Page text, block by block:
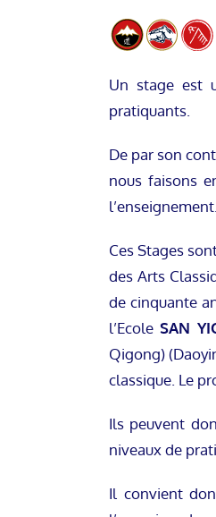
Un stage est
pratiquants.
De par son
nous faisons
l’enseignement.
Ces Stages
des Arts
de cinquante
l’EcoleSAN
Qigong)
classique. Le
Ils peuvent
niveaux de
Il convient